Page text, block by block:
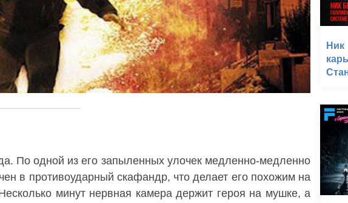
По одной из его запыленных улочек медленно-медленно
в противоударный скафандр, что делает его похожим на
минут нервная камера держит героя на мушке, а